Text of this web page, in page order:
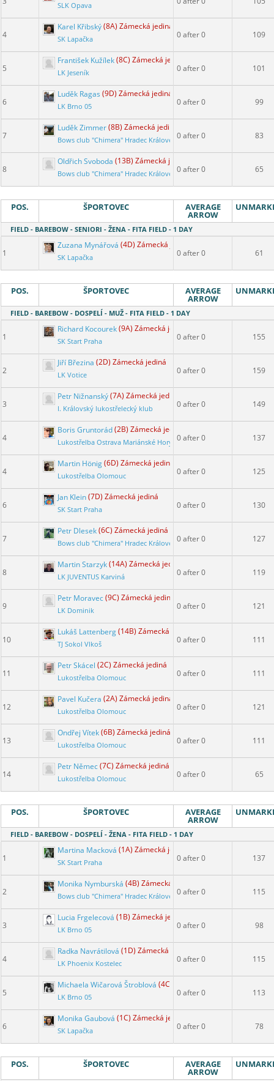
SLK Opava
4
Karel Křibský(8A) Zámecká jediná
SK Lapačka 0 after 0 109
5
František Kužílek(8C) Zámecká jediná
LK Jeseník 0 after 0 101
6
Luděk Ragas (9D) Zámecká jediná
LK Brno 05 0 after 0 99
7
Luděk Zimmer(8B) Zámecká jediná
Bows club "Chimera" Hradec Králové 0 after 0 83
8
Oldřich Svoboda (13B) Zámecká jediná
Bows club "Chimera" Hradec Králové 0 after 0 65
POS. ŠPORTOVEC AVERAGE
ARROW
FIELD - BAREBOW - SENIORI - ŽENA - FITA FIELD - 1 DAY
1
Zuzana Mynářová (4D) Zámecká jediná
SK Lapačka 0 after 0 61
POS. ŠPORTOVEC AVERAGE
ARROW
FIELD - BAREBOW - DOSPELÍ - MUŽ - FITA FIELD - 1 DAY
1
Richard Kocourek(9A) Zámecká jediná
SK Start Praha 0 after 0 155
2
Jiří Březina (2D) Zámecká jediná
LK Votice 0 after 0 159
3
Petr Nižnanský(7A) Zámecká jediná
I. Královský lukostřelecký klub 0 after 0 149
4
Boris Gruntorád(2B) Zámecká jediná
Lukostřelba Ostrava Mariánské Hory 0 after 0 137
4
Martin Hönig(6D) Zámecká jediná
Lukostřelba Olomouc 0 after 0 125
6
Jan Klein(7D) Zámecká jediná
SK Start Praha 0 after 0 130
7
Petr Dlesek(6C) Zámecká jediná
Bows club "Chimera" Hradec Králové 0 after 0 127
8
Martin Starzyk(14A) Zámecká jediná
LK JUVENTUS Karviná 0 after 0 119
9
Petr Moravec(9C) Zámecká jediná
LK Dominik 0 after 0 121
10
Lukáš Lattenberg(14B) Zámecká jediná
TJ Sokol Vlkoš 0 after 0 111
11
Petr Skácel (2C) Zámecká jediná
Lukostřelba Olomouc 0 after 0 111
12
Pavel Kučera (2A) Zámecká jediná
Lukostřelba Olomouc 0 after 0 121
13
Ondřej Vítek(6B) Zámecká jediná
Lukostřelba Olomouc 0 after 0 111
14
Petr Němec(7C) Zámecká jediná
Lukostřelba Olomouc 0 after 0 65
POS. ŠPORTOVEC AVERAGE
ARROW
FIELD - BAREBOW - DOSPELÍ - ŽENA - FITA FIELD - 1 DAY
1
Martina Macková (1A) Zámecká jediná
SK Start Praha 0 after 0 137
2
Monika Nymburská (4B) Zámecká jediná
Bows club "Chimera" Hradec Králové 0 after 0 115
3
Lucia Frgelecová (1B) Zámecká jediná
LK Brno 05 0 after 0 98
4
Radka Navrátilová (1D) Zámecká jediná
LK Phoenix Kostelec 0 after 0 115
5
Michaela Wičarová Štroblová (4C) Zámecká jediná
LK Brno 05 0 after 0 113
6
Monika Gaubová (1C) Zámecká jediná
SK Lapačka 0 after 0 78
POS. ŠPORTOVEC AVERAGE
ARROW